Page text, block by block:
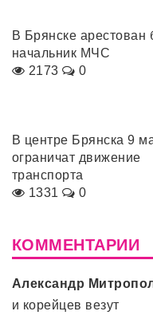
В Брянске
начальник МЧС
2173
0
В центре Брянска 9
ограничат движение
транспорта
1331
0
КОММЕНТАРИИ
Александр
и корейцев везут